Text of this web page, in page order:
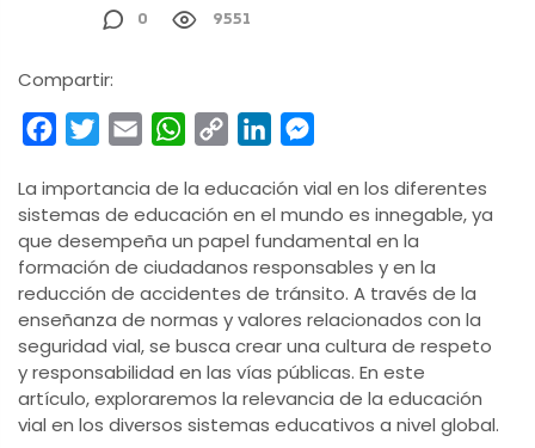
0 9551
Compartir:
FacebookTwitterEmail WhatsApp
Copy
LinkedIn
La importancia de la educación vial en los diferentes
sistemas de educación en el mundo es innegable, ya
que desempeña un papel fundamental en la
formación de ciudadanos responsables y en la
reducción de accidentes de tránsito. A través de la
enseñanza de normas y valores relacionados con la
seguridad vial, se busca crear una cultura de respeto
y responsabilidad en las vías públicas. En este
artículo, exploraremos la relevancia de la educación
vial en los diversos sistemas educativos a nivel global.